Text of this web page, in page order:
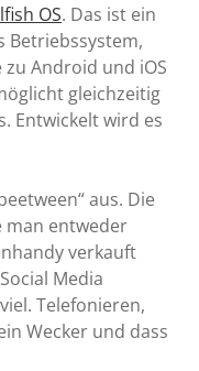
OS. Das ist ein
Betriebssystem,
Android und iOS
gleichzeitig
Entwickelt wird es
aus. Die
man entweder
verkauft
Media
Telefonieren,
Wecker und dass